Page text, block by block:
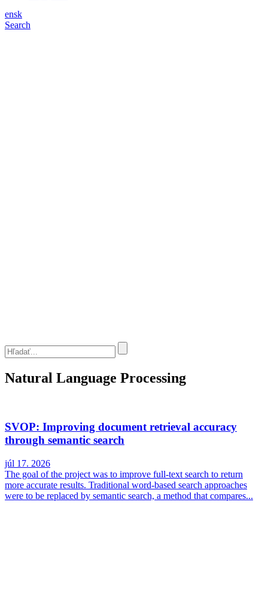
ensk
Search
Natural Language Processing
SVOP: Improving document retrieval accuracy
through semantic search
júl 17. 2026
The goal of the project was to improve full-text search to return
more accurate results. Traditional word-based search approaches
were to be replaced by semantic search, a method that compares...